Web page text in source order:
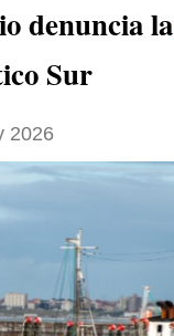
denuncia la
Sur
2026